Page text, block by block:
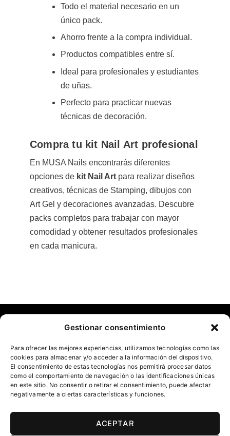
Gestionar consentimiento
Para ofrecer las mejores experiencias, utilizamos tecnologías como las
cookies para almacenar y/o acceder a la información del dispositivo.
El consentimiento de estas tecnologías nos permitirá procesar datos
como el comportamiento de navegación o las identificaciones únicas
en este sitio. No consentir o retirar el consentimiento, puede afectar
negativamente a ciertas características y funciones.
ACEPTAR
Todo el material necesario en un
único pack.
Ahorro frente a la compra individual.
Productos compatibles entre sí.
Ideal para profesionales y estudiantes
de uñas.
Perfecto para practicar nuevas
técnicas de decoración.
Compra tu kit Nail Art profesional
En MUSA Nails encontrarás diferentes
opciones de kit Nail Art para realizar diseños
creativos, técnicas de Stamping, dibujos con
Art Gel y decoraciones avanzadas. Descubre
packs completos para trabajar con mayor
comodidad y obtener resultados profesionales
en cada manicura.
info@musanailspain.com
Teléfono:+34 644 494 975
Whatsapp:+34 744 680 508
MUSA SPAIN
Conócenos
Colabora con nosotras
profesionales
AYUDA
FAQ
Envíos y Entregas
MORE THAN NAILS
Uñas de Acrílico
Esmaltado Semipermanente
PREFERENCIAS DE COOKIES